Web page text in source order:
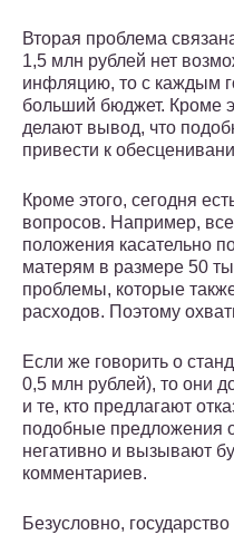
Вторая проблема
1,5 млн рублей нет
инфляцию, то с каждым
больший бюджет. Кроме
делают вывод, что
привести к
Кроме этого, сегодня
вопросов. Например,
положения касательно
матерям в размере 50
проблемы, которые
расходов. Поэтому
Если же говорить о
0,5 млн рублей), то они
и те, кто предлагают
подобные предложения
негативно и вызывают
комментариев.
Безусловно,